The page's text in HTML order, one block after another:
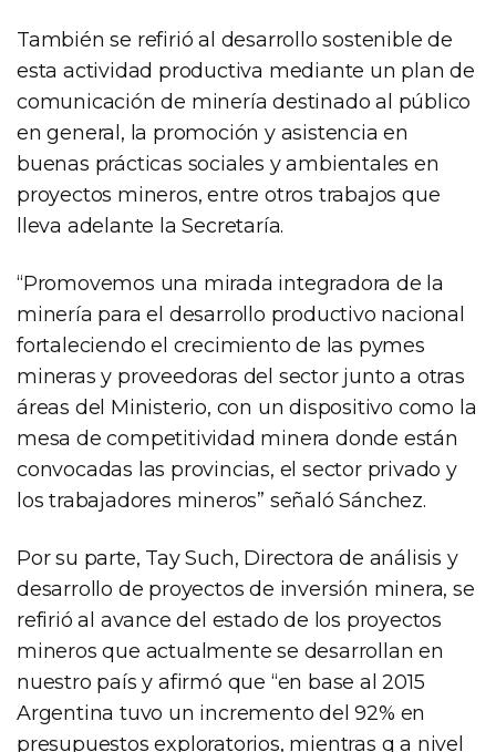
También se refirió al desarrollo sostenible de
esta actividad productiva mediante un plan de
comunicación de minería destinado al público
en general, la promoción y asistencia en
buenas prácticas sociales y ambientales en
proyectos mineros, entre otros trabajos que
lleva adelante la Secretaría.
“Promovemos una mirada integradora de la
minería para el desarrollo productivo nacional
fortaleciendo el crecimiento de las pymes
mineras y proveedoras del sector junto a otras
áreas del Ministerio, con un dispositivo como la
mesa de competitividad minera donde están
convocadas las provincias, el sector privado y
los trabajadores mineros” señaló Sánchez.
Por su parte, Tay Such, Directora de análisis y
desarrollo de proyectos de inversión minera, se
refirió al avance del estado de los proyectos
mineros que actualmente se desarrollan en
nuestro país y afirmó que “en base al 2015
Argentina tuvo un incremento del 92% en
presupuestos exploratorios, mientras q a nivel